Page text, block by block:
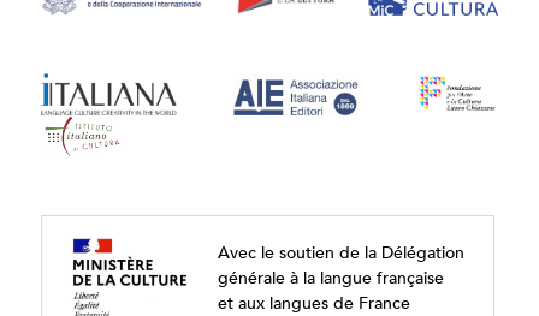
Avec le soutien de la Délégation
générale à la langue française
et aux langues de France